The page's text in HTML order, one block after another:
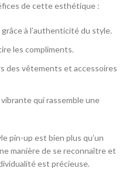
de cette esthétique :
à l’authenticité du style.
les compliments.
des vêtements et accessoires
qui rassemble une
pin-up est bien plus qu’un
manière de se reconnaître et
est précieuse.